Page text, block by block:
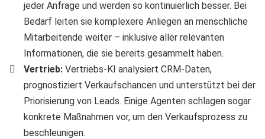
jeder Anfrage und werden so kontinuierlich besser. Bei
Bedarf leiten sie komplexere Anliegen an menschliche
Mitarbeitende weiter – inklusive aller relevanten
Informationen, die sie bereits gesammelt haben.
Vertrieb: Vertriebs-KI analysiert CRM-Daten,
prognostiziert Verkaufschancen und unterstützt bei der
Priorisierung von Leads. Einige Agenten schlagen sogar
konkrete Maßnahmen vor, um den Verkaufsprozess zu
beschleunigen.